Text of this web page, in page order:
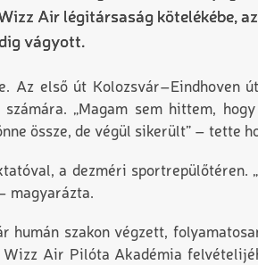
Air légitársaság kötelékébe,
vágyott.
Az első út Kolozsvár–Eindhoven
„Magam sem hittem,
össze, de végül sikerült” – tette
a dezméri sportrepülőtéren.
magyarázta.
humán szakon végzett,
Air Pilóta Akadémia